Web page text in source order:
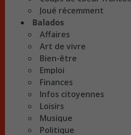
Joué récemment
Balados
Affaires
Art de vivre
Bien-être
Emploi
Finances
Infos citoyennes
Loisirs
Musique
Politique